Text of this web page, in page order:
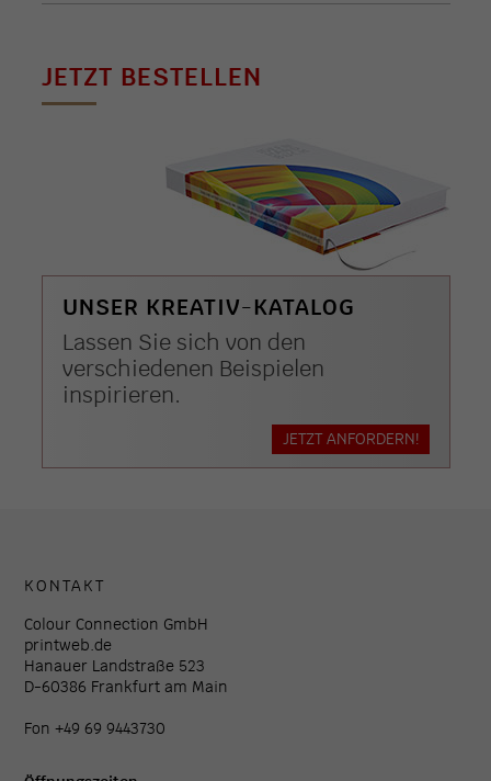
JETZT BESTELLEN
UNSER KREATIV-KATALOG
Lassen Sie sich von den
verschiedenen Beispielen
inspirieren.
JETZT ANFORDERN!
KONTAKT
Colour Connection GmbH
printweb.de
Hanauer Landstraße 523
D-60386 Frankfurt am Main
Fon +49 69 9443730